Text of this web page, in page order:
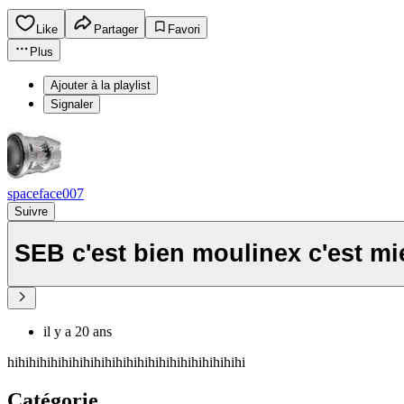
Like Partager
Favori
Plus
Ajouter à la playlist
Signaler
spaceface007
Suivre
SEB c'est bien moulinex c'est
il y a 20 ans
hihihihihihihihihihihihihihihihihihihihihihi